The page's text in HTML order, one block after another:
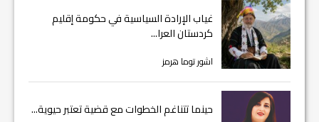
غياب الإرادة السياسية في حكومة إقليم
كردستان العرا...
اشور توما هرمز
حينما تتناغم الخطوات مع قضية تعتبر حيوية...